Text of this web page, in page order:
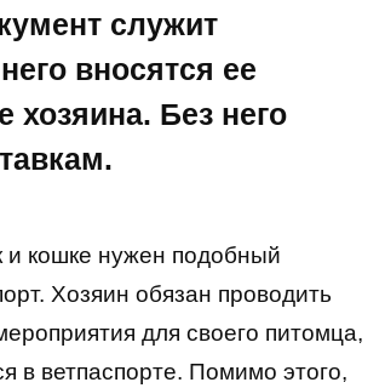
служит
вносятся ее
Без него
и кошке нужен подобный
Хозяин обязан проводить
для своего питомца,
в ветпаспорте. Помимо этого,